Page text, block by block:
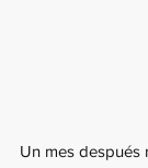
Un mes después